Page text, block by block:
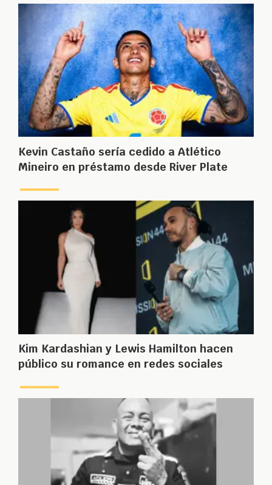
Kevin Castaño sería cedido a Atlético
Mineiro en préstamo desde River Plate
Kim Kardashian y Lewis Hamilton hacen
público su romance en redes sociales